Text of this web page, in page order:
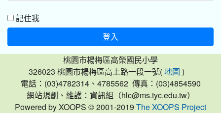
記住我
登入
桃園市楊梅區高榮國民小學
326023 桃園市楊梅區高上路一段一號( 地圖 )
電話：(03)4782314、4785562 傳真：(03)4854590
網站規劃、維護：資訊組（hlc@ms.tyc.edu.tw）
Powered by XOOPS © 2001-2019 The XOOPS Project